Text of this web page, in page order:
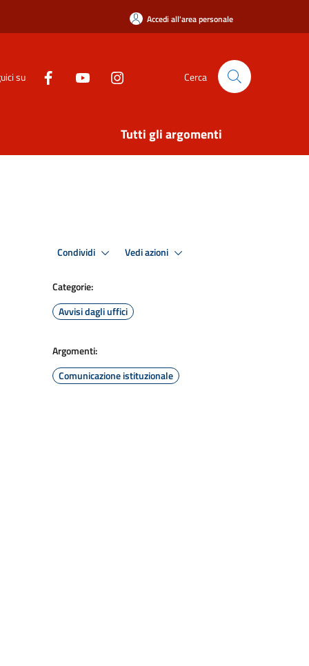
Accedi all'area personale
su Cerca
Tutti gli argomenti
Condividi Vedi azioni
Categorie:
Avvisi dagli uffici
Argomenti:
Comunicazione istituzionale